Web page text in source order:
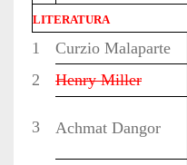
LITERATURA
1 Curzio Malaparte
2
Henry Miller
3 Achmat Dangor